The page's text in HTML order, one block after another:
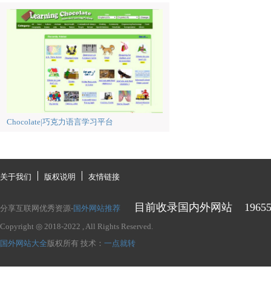
Chocolate|巧克力语言学习平台
关于我们 版权说明 友情链接
分享互联网优秀资源-国外网站推荐 目前收录国内外网站 19655
Copyright ◎ 2018-2022 , All Rights Reserved.
国外网站大全 版权所有 技术： 一点就转